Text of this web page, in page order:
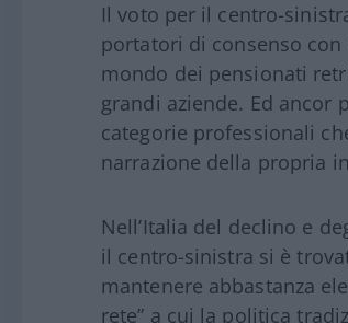
Il voto per il centro-
portatori di consenso
mondo dei pensionati
grandi aziende. Ed ancor
categorie professionali
narrazione della propria
Nell’Italia del declino e
il centro-sinistra si è
mantenere abbastanza
rete” a cui la politica